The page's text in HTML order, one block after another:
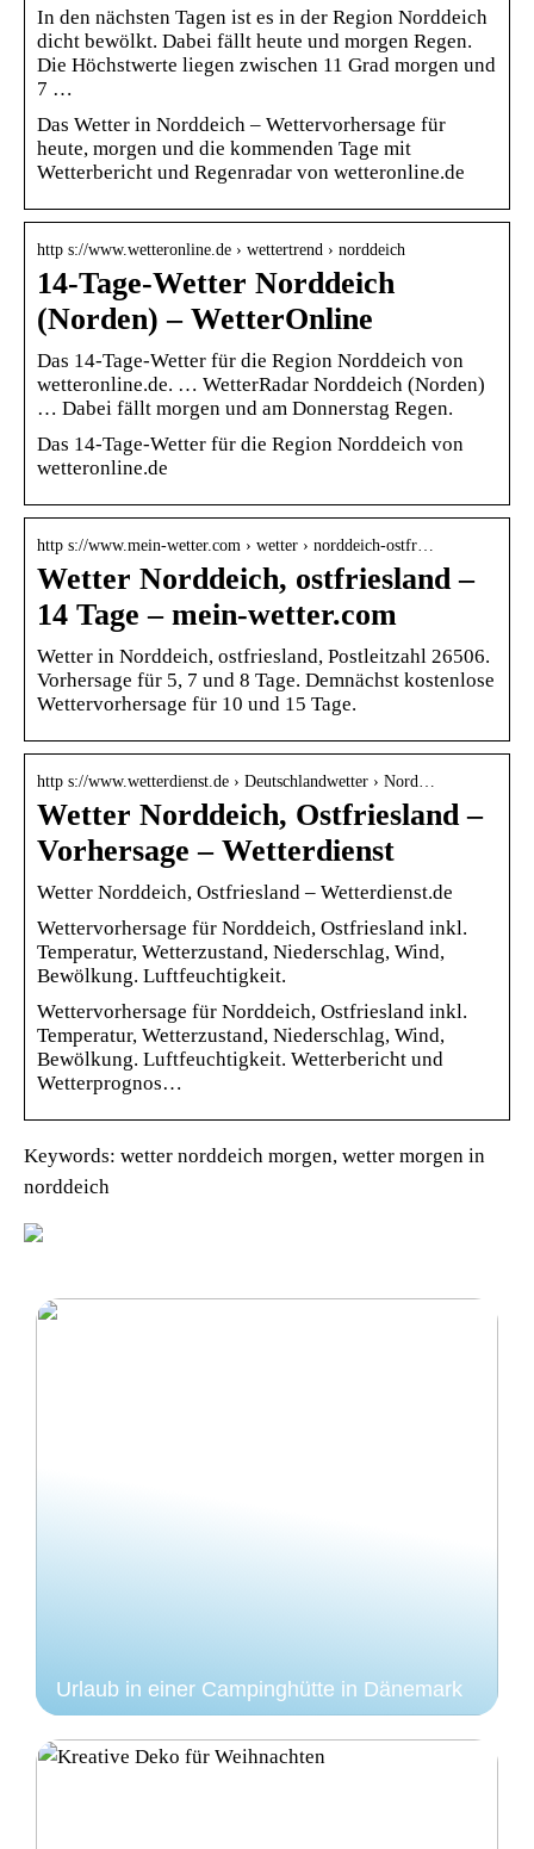
In den nächsten Tagen ist es in der Region Norddeich
dicht bewölkt. Dabei fällt heute und morgen Regen.
Die Höchstwerte liegen zwischen 11 Grad morgen und
7 …
Das Wetter in Norddeich – Wettervorhersage für
heute, morgen und die kommenden Tage mit
Wetterbericht und Regenradar von wetteronline.de
http s://www.wetteronline.de › wettertrend › norddeich
14-Tage-Wetter Norddeich
(Norden) – WetterOnline
Das 14-Tage-Wetter für die Region Norddeich von
wetteronline.de. … WetterRadar Norddeich (Norden)
… Dabei fällt morgen und am Donnerstag Regen.
Das 14-Tage-Wetter für die Region Norddeich von
wetteronline.de
http s://www.mein-wetter.com › wetter › norddeich-ostfr…
Wetter Norddeich, ostfriesland –
14 Tage – mein-wetter.com
Wetter in Norddeich, ostfriesland, Postleitzahl 26506.
Vorhersage für 5, 7 und 8 Tage. Demnächst kostenlose
Wettervorhersage für 10 und 15 Tage.
http s://www.wetterdienst.de › Deutschlandwetter › Nord…
Wetter Norddeich, Ostfriesland –
Vorhersage – Wetterdienst
Wetter Norddeich, Ostfriesland – Wetterdienst.de
Wettervorhersage für Norddeich, Ostfriesland inkl.
Temperatur, Wetterzustand, Niederschlag, Wind,
Bewölkung. Luftfeuchtigkeit.
Wettervorhersage für Norddeich, Ostfriesland inkl.
Temperatur, Wetterzustand, Niederschlag, Wind,
Bewölkung. Luftfeuchtigkeit. Wetterbericht und
Wetterprognos…
Keywords: wetter norddeich morgen, wetter morgen in
norddeich
Urlaub in einer Campinghütte in Dänemark